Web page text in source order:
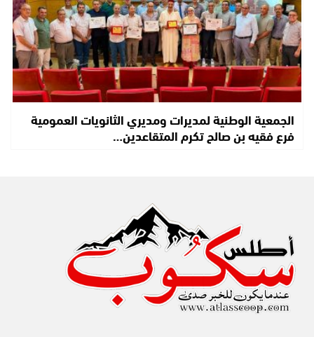
الجمعية الوطنية لمديرات ومديري الثانويات العمومية
فرع فقيه بن صالح تكرم المتقاعدين…